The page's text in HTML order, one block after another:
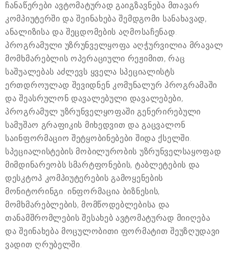
ჩანაწერები ავტომატურად გაიგზავნება მთავარ
კომპიუტერში და შეინახება შემდგომი სანახავად,
ანალიზისა და შეცდომების აღმოსაჩენად.
პროგრამული უზრუნველყოფა აღჭურვილია მრავალ
მომხმარებლის ოპერაციული რეჟიმით, რაც
საშუალებას აძლევს ყველა სპეციალისტს
ერთდროულად შევიდნენ კომუნალურ პროგრამაში
და შეასრულონ დავალებული დავალებები,
პროგრამულ უზრუნველყოფაში გენერირებული
სამუშაო გრაფიკის მიხედვით და გაცვალონ
საინფორმაციო შეტყობინებები შიდა ქსელში.
სპეციალისტების მობილურობის უზრუნველსაყოფად
მიმდინარეობს სმარტფონების, ტაბლეტების და
დესკტოპ კომპიუტერების გამოყენების
მონიტორინგი. ინფორმაცია ბიზნესის,
მომხმარებლების, მომწოდებლებისა და
თანამშრომლების შესახებ ავტომატურად მიიღება
და შეინახება მოცულობითი ფორმატით შეუზღუდავი
ვადით ღრუბელში.